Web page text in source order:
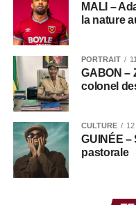
MALI –
la nature
PORTRAIT
GABON –
colonel
CULTURE 12
GUINÉE –
pastorale